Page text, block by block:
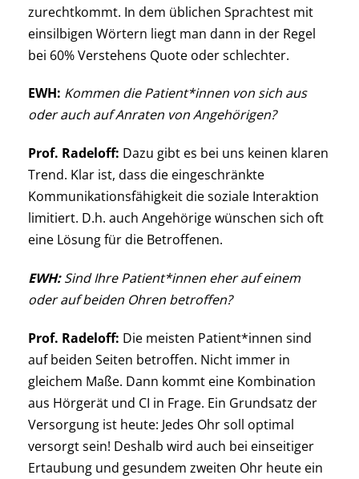
zurechtkommt. In dem üblichen Sprachtest mit
einsilbigen Wörtern liegt man dann in der Regel
bei 60% Verstehens Quote oder schlechter.
EWH: Kommen die Patient*innen von sich aus
oder auch auf Anraten von Angehörigen?
Prof. Radeloff: Dazu gibt es bei uns keinen klaren
Trend. Klar ist, dass die eingeschränkte
Kommunikationsfähigkeit die soziale Interaktion
limitiert. D.h. auch Angehörige wünschen sich oft
eine Lösung für die Betroffenen.
EWH:Sind Ihre Patient*innen eher auf einem
oder auf beiden Ohren betroffen?
Prof. Radeloff: Die meisten Patient*innen sind
auf beiden Seiten betroffen. Nicht immer in
gleichem Maße. Dann kommt eine Kombination
aus Hörgerät und CI in Frage. Ein Grundsatz der
Versorgung ist heute: Jedes Ohr soll optimal
versorgt sein! Deshalb wird auch bei einseitiger
Ertaubung und gesundem zweiten Ohr heute ein